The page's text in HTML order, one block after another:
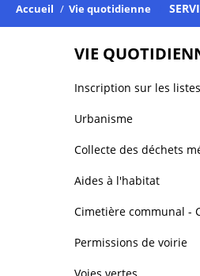
Accueil / Vie quotidienne
VIE
Inscription sur les
Urbanisme
Collecte des déchets
Aides à l'habitat
Cimetière communal -
Permissions de voirie